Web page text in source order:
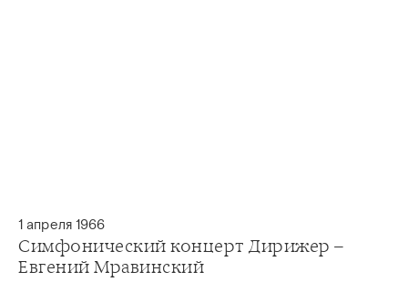
1 апреля 1966
Симфонический концерт Дирижер –
Евгений Мравинский